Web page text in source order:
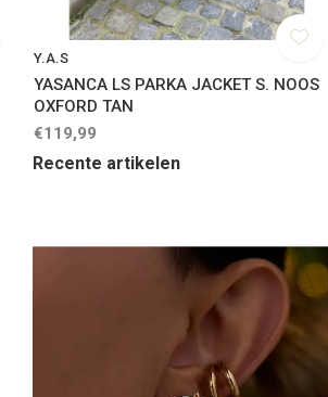
Y.A.S
YASANCA LS PARKA JACKET S. NOOS
OXFORD TAN
€119,99
Recente artikelen